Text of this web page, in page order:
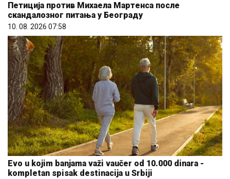
Петиција против Михаела Мартенса после
скандалозног питања у Београду
10. 08. 2026 07:58
Evo u kojim banjama važi vaučer od 10.000 dinara -
kompletan spisak destinacija u Srbiji